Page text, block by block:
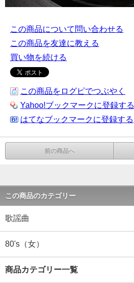
この商品について問い合わせる
この商品を友達に教える
買い物を続ける
この商品をログピでつぶやく
Yahoo!ブックマークに登録する
はてなブックマークに登録する
前の商品へ
この商品のカテゴリー
歌謡曲
80's（女）
商品カテゴリー一覧